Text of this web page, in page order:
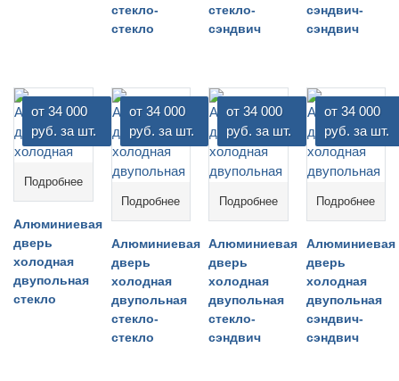
стекло-
стекло
стекло-
сэндвич
сэндвич-
сэндвич
от 34 000
руб. за шт.
Подробнее
Алюминиевая
дверь
холодная
двупольная
стекло
от 34 000
руб. за шт.
Подробнее
Алюминиевая
дверь
холодная
двупольная
стекло-
стекло
от 34 000
руб. за шт.
Подробнее
Алюминиевая
дверь
холодная
двупольная
стекло-
сэндвич
от 34 000
руб. за шт.
Подробнее
Алюминиевая
дверь
холодная
двупольная
сэндвич-
сэндвич